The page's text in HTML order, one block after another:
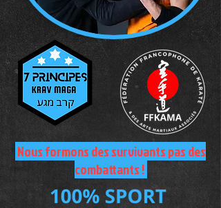
Nous formons des survivants pas des
combattants !